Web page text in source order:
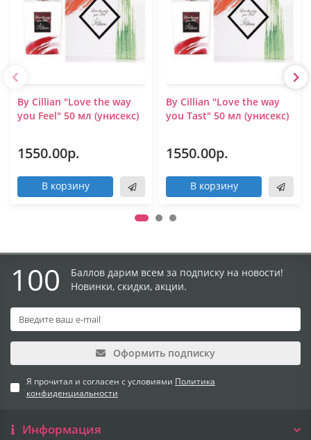
By Cillian "Love the way
you Feel" 50 мл (унисекс)
1550.00р.
В корзину
By Cillian "Love the way
you Tast" 50 мл (унисекс)
1550.00р.
В корзину
100
Баллов дарим всем за подписку на новости!
Новинки, скидки, акции.
Оформить подписку
Я прочитал и согласен с условиями Политика
конфиденциальности
Информация